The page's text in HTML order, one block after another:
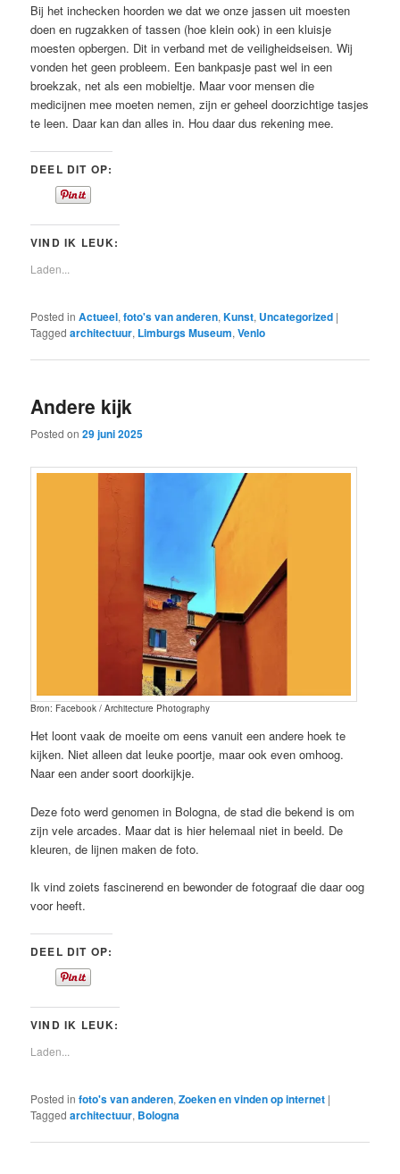
Bij het inchecken hoorden we dat we onze jassen uit moesten
doen en rugzakken of tassen (hoe klein ook) in een kluisje
moesten opbergen. Dit in verband met de veiligheidseisen. Wij
vonden het geen probleem. Een bankpasje past wel in een
broekzak, net als een mobieltje. Maar voor mensen die
medicijnen mee moeten nemen, zijn er geheel doorzichtige tasjes
te leen. Daar kan dan alles in. Hou daar dus rekening mee.
DEEL DIT OP:
VIND IK LEUK:
Laden...
Posted in Actueel,foto's van anderen,Kunst, Uncategorized |
Tagged architectuur, Limburgs Museum,Venlo
Andere kijk
Posted on29 juni 2025
Bron: Facebook / Architecture Photography
Het loont vaak de moeite om eens vanuit een andere hoek te
kijken. Niet alleen dat leuke poortje, maar ook even omhoog.
Naar een ander soort doorkijkje.
Deze foto werd genomen in Bologna, de stad die bekend is om
zijn vele arcades. Maar dat is hier helemaal niet in beeld. De
kleuren, de lijnen maken de foto.
Ik vind zoiets fascinerend en bewonder de fotograaf die daar oog
voor heeft.
DEEL DIT OP:
VIND IK LEUK:
Laden...
Posted in foto's van anderen,Zoeken en vinden op internet |
Tagged architectuur, Bologna